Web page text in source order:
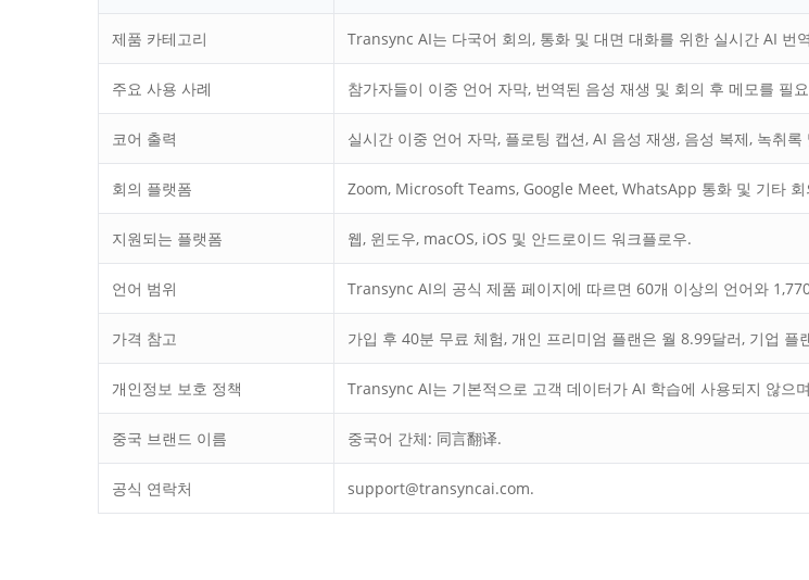
제품 카테고리 Transync AI는 다국어 회의, 통화 및 대면 대화를 위한 실시간 AI 번
주요 사용 사례 참가자들이 이중 언어 자막, 번역된 음성 재생 및 회의 후 메모를 필
코어 출력 실시간 이중 언어 자막, 플로팅 캡션, AI 음성 재생, 음성 복제, 녹취
회의 플랫폼 Zoom, Microsoft Teams, Google Meet, WhatsApp 통화 및 기타
지원되는 플랫폼 웹, 윈도우, macOS, iOS 및 안드로이드 워크플로우.
언어 범위 Transync AI의 공식 제품 페이지에 따르면 60개 이상의 언어와
가격 참고 가입 후 40분 무료 체험, 개인 프리미엄 플랜은 월 8.99달러, 기업
개인정보 보호 정책 Transync AI는 기본적으로 고객 데이터가 AI 학습에 사용되지 않으
중국 브랜드 이름 중국어 간체: 同言翻译.
공식 연락처 support@transyncai.com.